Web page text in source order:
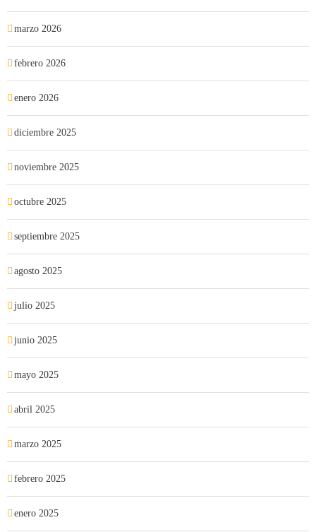
marzo 2026
febrero 2026
enero 2026
diciembre 2025
noviembre 2025
octubre 2025
septiembre 2025
agosto 2025
julio 2025
junio 2025
mayo 2025
abril 2025
marzo 2025
febrero 2025
enero 2025